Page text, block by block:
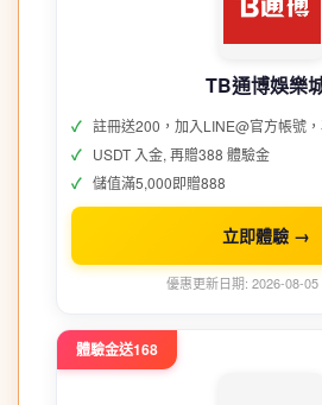
TB通博娛樂
註冊送200，加入LINE@官方帳號
USDT 入金, 再贈388 體驗金
儲值滿5,000即贈888
立即體驗 →
優惠更新日期: 2026-08-
體驗金送168